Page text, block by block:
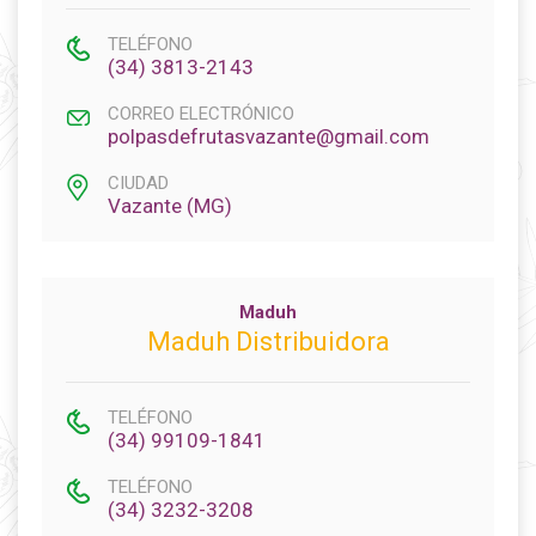
TELÉFONO
(34) 3813-2143
CORREO ELECTRÓNICO
polpasdefrutasvazante@gmail.com
CIUDAD
Vazante (MG)
Maduh
Maduh Distribuidora
TELÉFONO
(34) 99109-1841
TELÉFONO
(34) 3232-3208